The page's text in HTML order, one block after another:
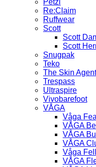
Petzl
Re:Claim
Ruffwear
Scott
Scott
Scott
Snugpak
Teko
The Skin Agent
Trespass
Ultraspire
Vivobarefoot
VÅGA
Våga
VÅGA
VÅGA
VÅGA
Våga
VÅGA